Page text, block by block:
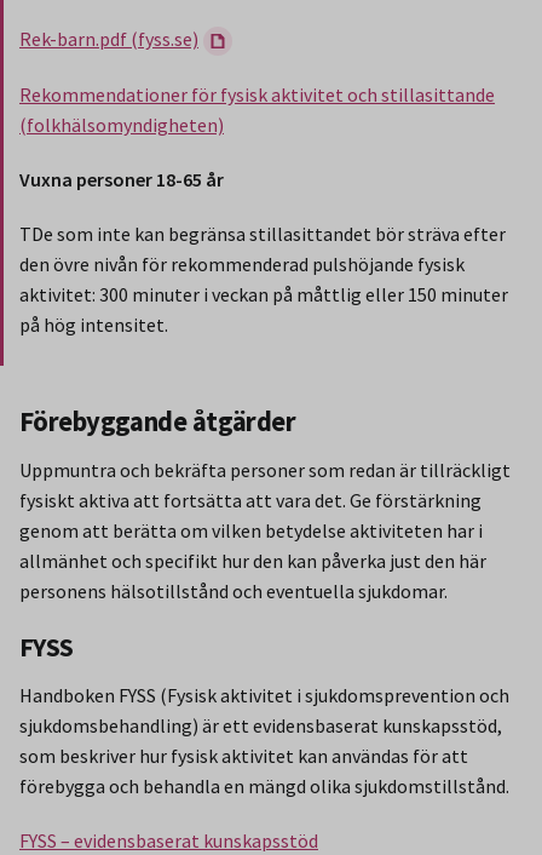
Rek-barn.pdf (fyss.se)
Rekommendationer för fysisk aktivitet och stillasittande
(folkhälsomyndigheten)
Vuxna personer 18-65 år
TDe som inte kan begränsa stillasittandet bör sträva efter
den övre nivån för rekommenderad pulshöjande fysisk
aktivitet: 300 minuter i veckan på måttlig eller 150 minuter
på hög intensitet.
Förebyggande åtgärder
Uppmuntra och bekräfta personer som redan är tillräckligt
fysiskt aktiva att fortsätta att vara det. Ge förstärkning
genom att berätta om vilken betydelse aktiviteten har i
allmänhet och specifikt hur den kan påverka just den här
personens hälsotillstånd och eventuella sjukdomar.
FYSS
Handboken FYSS (Fysisk aktivitet i sjukdomsprevention och
sjukdomsbehandling) är ett evidensbaserat kunskapsstöd,
som beskriver hur fysisk aktivitet kan användas för att
förebygga och behandla en mängd olika sjukdomstillstånd.
FYSS – evidensbaserat kunskapsstöd